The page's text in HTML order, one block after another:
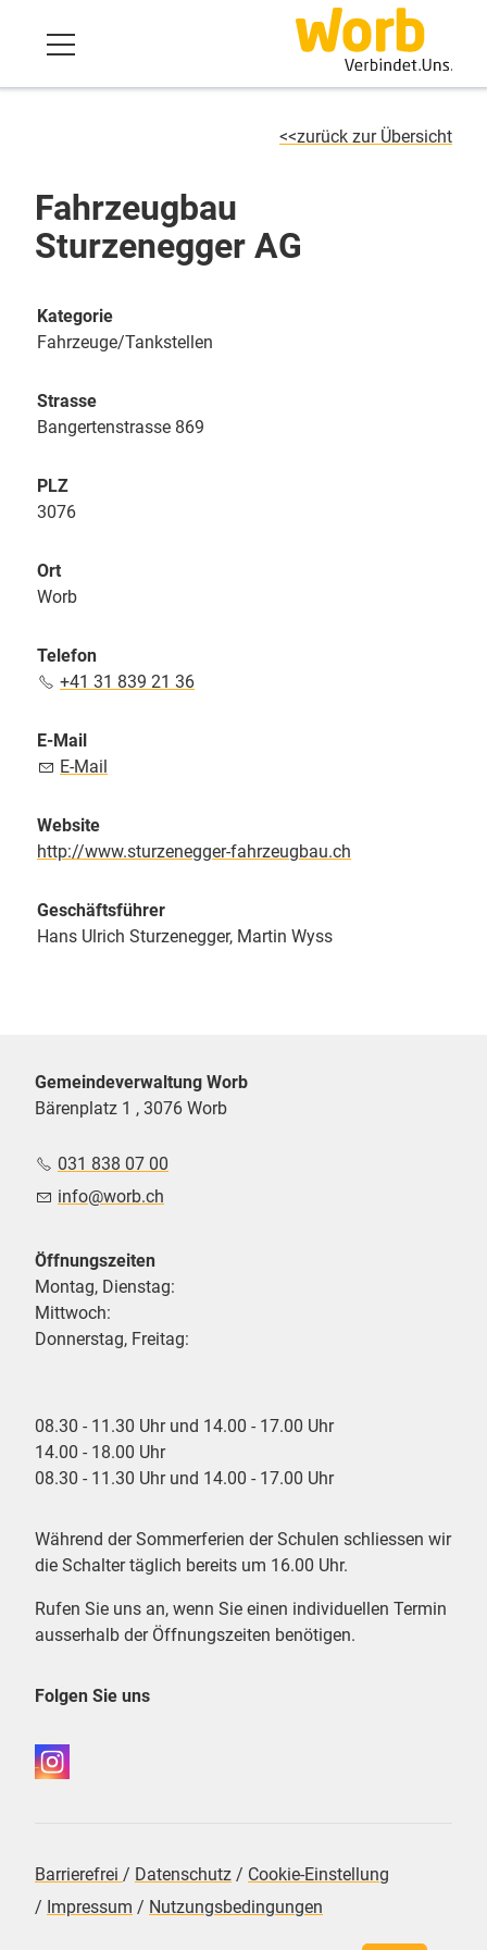
zurück zur Übersicht
Fahrzeugbau
Sturzenegger AG
Kategorie
Fahrzeuge/Tankstellen
Strasse
Bangertenstrasse 869
PLZ
3076
Ort
Worb
Telefon
+41 31 839 21 36
E-Mail
E-Mail
Website
http://www.sturzenegger-fahrzeugbau.ch
Geschäftsführer
Hans Ulrich Sturzenegger, Martin Wyss
Gemeindeverwaltung Worb
Bärenplatz 1 , 3076 Worb
031 838 07 00
nf
w rb ch
Öffnungszeiten
Montag, Dienstag:
Mittwoch:
Donnerstag, Freitag:
08.30 - 11.30 Uhr und 14.00 - 17.00 Uhr
14.00 - 18.00 Uhr
08.30 - 11.30 Uhr und 14.00 - 17.00 Uhr
Während der Sommerferien der Schulen schliessen wir
die Schalter täglich bereits um 16.00 Uhr.
Rufen Sie uns an, wenn Sie einen individuellen Termin
ausserhalb der Öffnungszeiten benötigen.
Folgen Sie uns
Barrierefrei / Datenschutz / Cookie-Einstellung
/ Impressum / Nutzungsbedingungen